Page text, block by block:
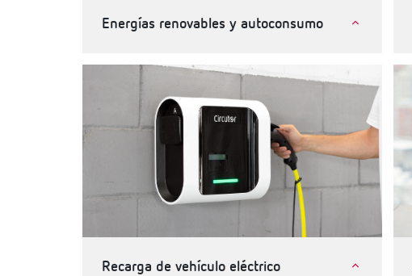
Energías renovables y autoconsumo
Recarga de vehículo eléctrico